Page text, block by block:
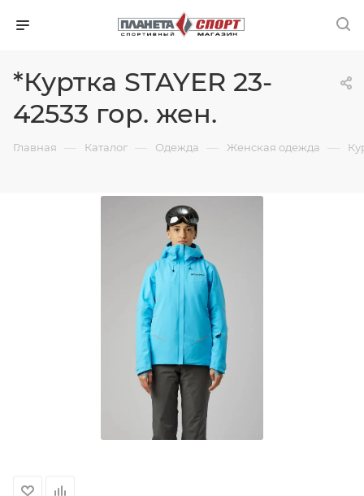
*Куртка STAYER 23-
42533 гор. жен.
Главная — Каталог — Одежда — Женская одежда —